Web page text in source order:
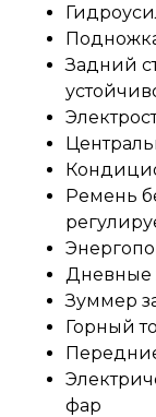
Задний
Ремень
Дневные
Зуммер
Горный
фар